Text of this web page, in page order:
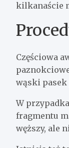
kilkanaście
Częściowa
wąski pasek
W
fragmentu
węższy, ale